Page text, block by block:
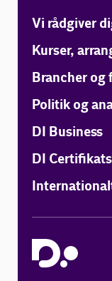
Vi rådgiver
Kurser,
Brancher og
Politik og
DI Business
DI